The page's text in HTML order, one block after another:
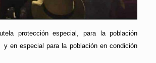
protección especial, para la población
y en especial para la población en condición